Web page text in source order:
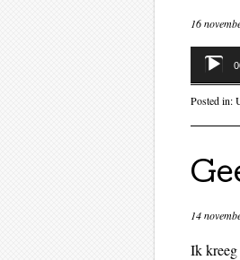
16
Posted in:
14
Ik